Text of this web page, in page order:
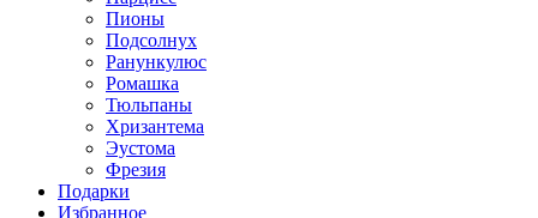
Пионы
Подсолнух
Ранункулюс
Ромашка
Тюльпаны
Хризантема
Эустома
Фрезия
Подарки
Избранное